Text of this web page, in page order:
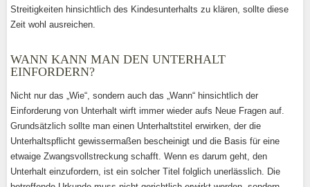
Streitigkeiten hinsichtlich des Kindesunterhalts zu klären, sollte diese
Zeit wohl ausreichen.
WANN KANN MAN DEN UNTERHALT
EINFORDERN?
Nicht nur das „Wie“, sondern auch das „Wann“ hinsichtlich der
Einforderung von Unterhalt wirft immer wieder aufs Neue Fragen auf.
Grundsätzlich sollte man einen Unterhaltstitel erwirken, der die
Unterhaltspflicht gewissermaßen bescheinigt und die Basis für eine
etwaige Zwangsvollstreckung schafft. Wenn es darum geht, den
Unterhalt einzufordern, ist ein solcher Titel folglich unerlässlich. Die